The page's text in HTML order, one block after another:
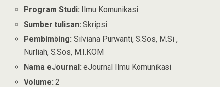
Program Studi: Ilmu Komunikasi
Sumber tulisan: Skripsi
Pembimbing: Silviana Purwanti, S.Sos, M.Si ,
Nurliah, S.Sos, M.I.KOM
Nama eJournal: eJournal Ilmu Komunikasi
Volume: 2